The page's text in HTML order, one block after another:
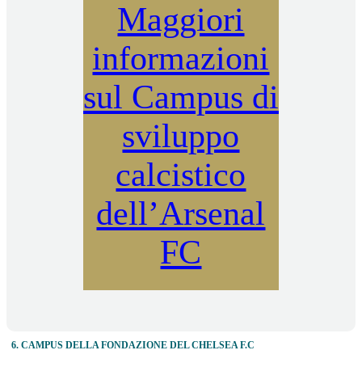
Maggiori
informazioni
sul Campus di
sviluppo
calcistico
dell’Arsenal
FC
6. CAMPUS DELLA FONDAZIONE DEL CHELSEA F.C